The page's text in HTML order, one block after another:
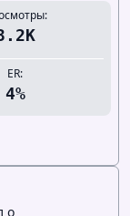
ER:
4%
о